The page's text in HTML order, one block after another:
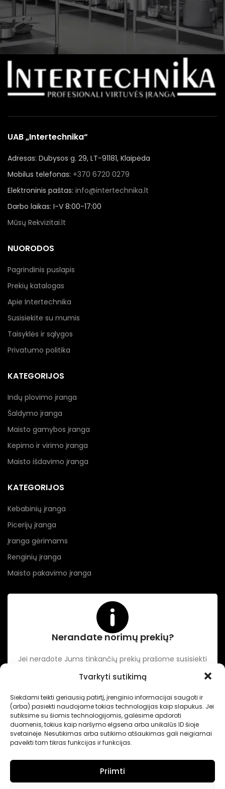
Tvarkyti sutikimą
Siekdami teikti geriausią patirtį, įrenginio informacijai saugoti ir
(arba) pasiekti naudojame tokias technologijas kaip slapukus. Jei
sutiksime su šiomis technologijomis, galėsime apdoroti
duomenis, tokius kaip naršymo elgsena arba unikalūs ID šioje
svetainėje. Nesutikimas arba sutikimo atšaukimas gali neigiamai
paveikti tam tikras funkcijas ir funkcijas.
Priimti
UAB „Intertechnika“
Adresas: Dubysos g. 29, LT-91181, Klaipėda
Mobilus telefonas: +370 6720 0279
Elektroninis paštas: info@intertechnika.lt
Darbo laikas: I-V 8:00-17:00
Mūsų Rekvizitai.lt
NUORODOS
Pagrindinis puslapis
Prekių katalogas
Apie Intertechnika
Susisiekite su mumis
Taisyklės ir sąlygos
Privatumo politika
KATEGORIJOS
Indų plovimo įranga
Šaldymo įranga
Maisto gamybos įranga
Kepimo ir virimo įranga
Maisto išdavimo įranga
KATEGORIJOS
Kebabinių įranga
Picerijų įranga
Įranga gėrimams
Renginių įranga
Maisto pakavimo įranga
Nerandate norimų prekių?
Jei neradote Jums tinkančių prekių prašome susisiekti
Intertechnika Sukurta pagal užsakymą - Dominykas Vitkauskas
Internetinių svetainių sprendimai